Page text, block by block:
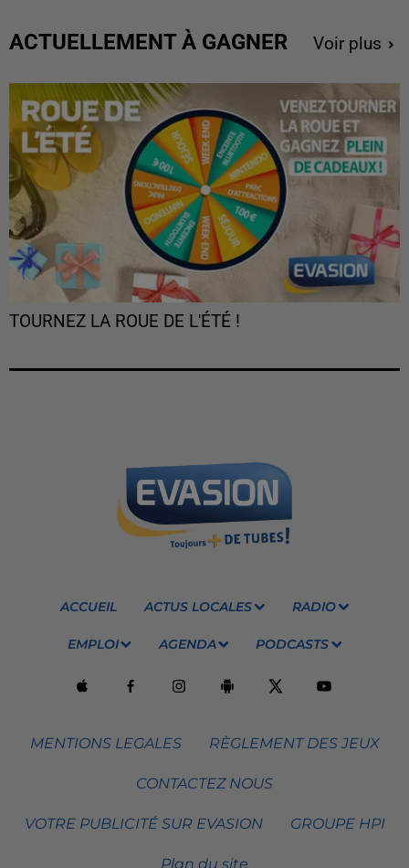
ACTUELLEMENT À GAGNER Voir plus
TOURNEZ LA ROUE DE L'ÉTÉ !
ACCUEIL ACTUS LOCALES RADIO
EMPLOI AGENDA PODCASTS
MENTIONS LEGALES RÈGLEMENT DES JEUX
CONTACTEZ NOUS
VOTRE PUBLICITÉ SUR EVASION GROUPE HPI
Plan du site